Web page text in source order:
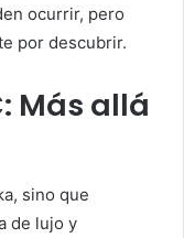
ocurrir, pero
por descubrir.
Más allá
sino que
de lujo y